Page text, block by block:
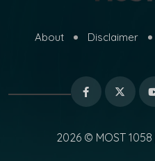
About Disclaimer
2026 © MOST